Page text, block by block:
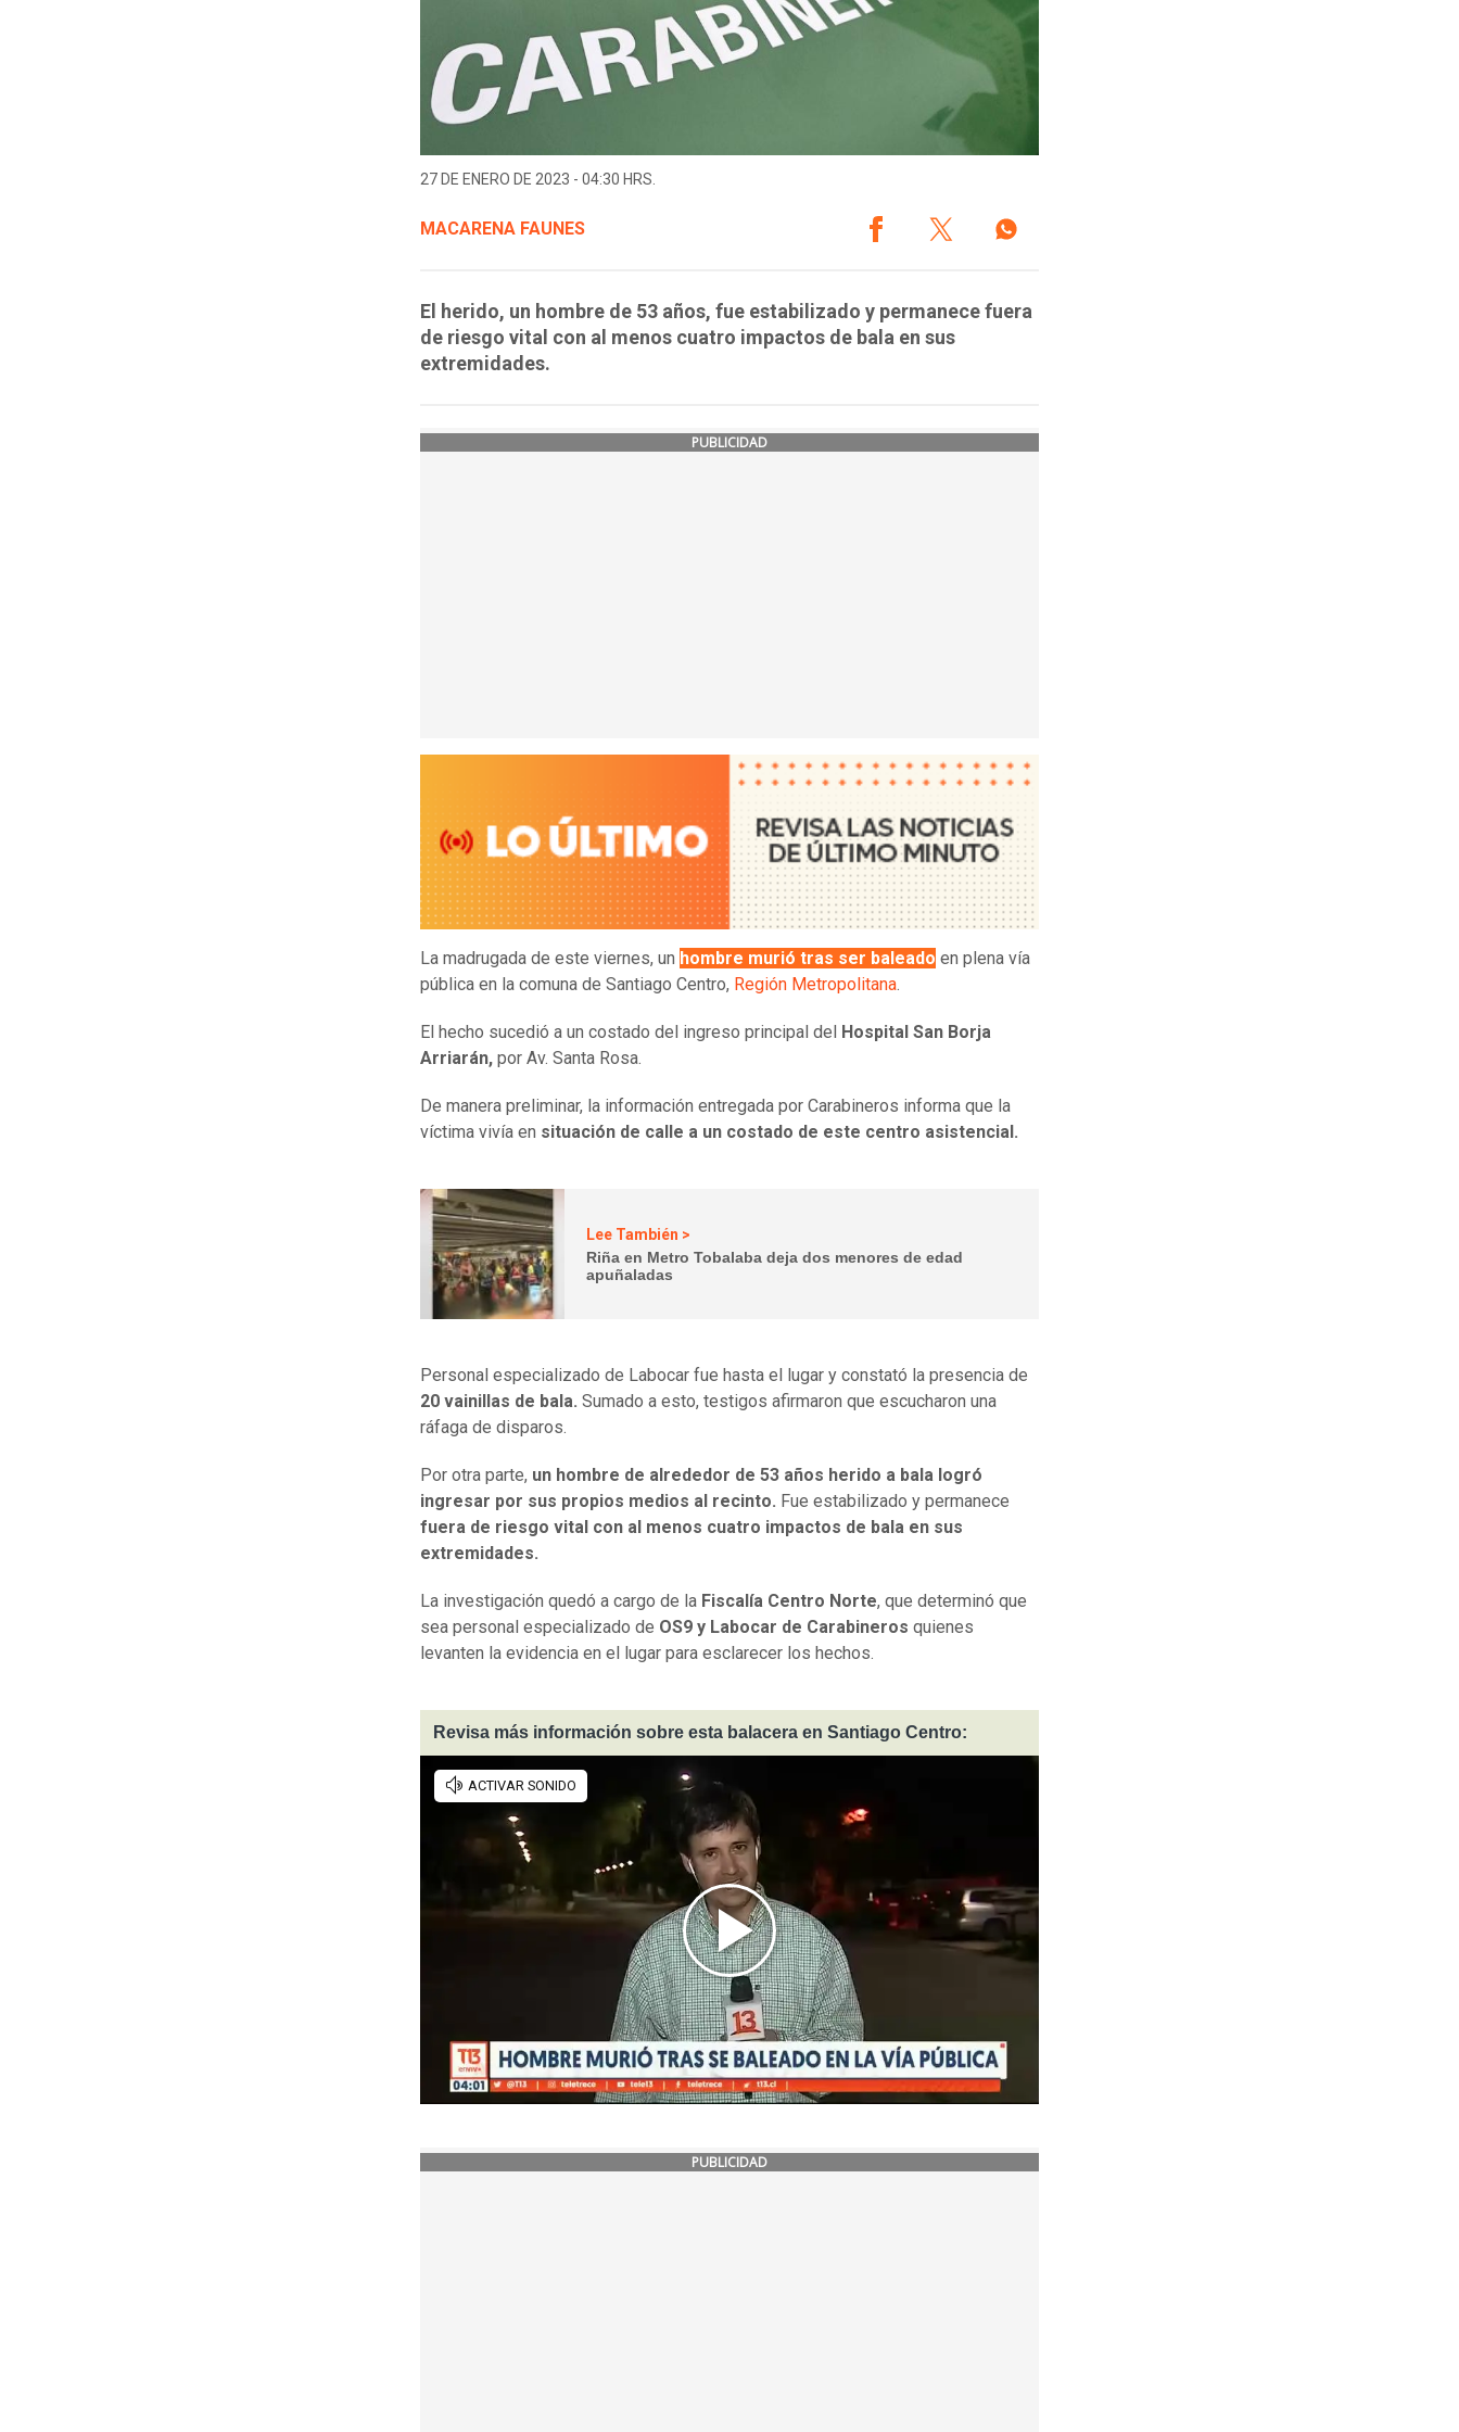
27 DE ENERO DE 2023 - 04:30 HRS.
MACARENA FAUNES
El herido, un hombre de 53 años, fue estabilizado y permanece fuera
de riesgo vital con al menos cuatro impactos de bala en sus
extremidades.
PUBLICIDAD
La madrugada de este viernes, un hombre murió tras ser baleado en plena vía
pública en la comuna de Santiago Centro, Región Metropolitana.
El hecho sucedió a un costado del ingreso principal del
Hospital San Borja
Arriarán, por Av. Santa Rosa.
De manera preliminar, la información entregada por Carabineros informa que la
víctima vivía en situación de calle a un costado de este centro asistencial.
Lee También >
Riña en Metro Tobalaba deja dos menores de edad
apuñaladas
Personal especializado de Labocar fue hasta el lugar y constató la presencia de
20 vainillas de bala. Sumado a esto, testigos afirmaron que escucharon una
ráfaga de disparos.
Por otra parte, un hombre de alrededor de 53 años herido a bala logró
ingresar por sus propios medios al recinto. Fue estabilizado y permanece
fuera de riesgo vital con al menos cuatro impactos de bala en sus
extremidades.
La investigación quedó a cargo de la Fiscalía Centro Norte, que determinó que
sea personal especializado de OS9 y Labocar de Carabineros quienes
levanten la evidencia en el lugar para esclarecer los hechos.
Revisa más información sobre esta balacera en Santiago Centro:
PUBLICIDAD